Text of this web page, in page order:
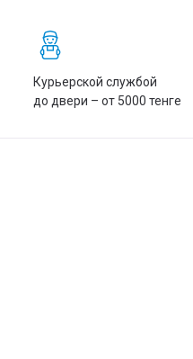
Курьерской службой
до двери – от 5000 тенге